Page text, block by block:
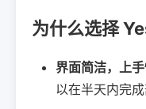
为什么选择
界面简洁，上手
以在半天内完